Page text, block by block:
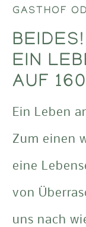
GASTHOF
BEIDES!
EIN
AUF
Ein Leben
Zum einen
eine
von
uns nach